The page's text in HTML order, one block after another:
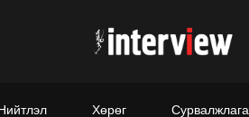
Хөрөг Сурвалжлага